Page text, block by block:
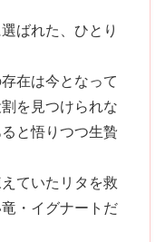
ばれた、ひとり
在は今となって
を見つけられな
と悟りつつ生贄
ていたリタを救
・イグナートだ